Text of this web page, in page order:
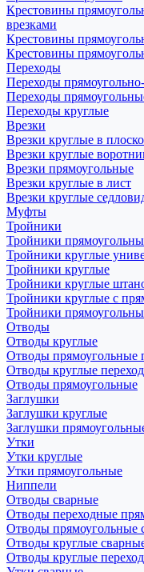
Крестовины
врезками
Крестовины
Крестовины
Переходы
Переходы
Переходы
Переходы круглые
Врезки
Врезки круглые в
Врезки круглые
Врезки прямоугольные
Врезки круглые в лист
Врезки круглые
Муфты
Тройники
Тройники
Тройники круглые
Тройники круглые
Тройники круглые
Тройники круглые с
Тройники
Отводы
Отводы круглые
Отводы прямоугольные
Отводы круглые
Отводы прямоугольные
Заглушки
Заглушки круглые
Заглушки
Утки
Утки круглые
Утки прямоугольные
Ниппели
Отводы сварные
Отводы переходные
Отводы прямоугольные
Отводы круглые
Отводы круглые